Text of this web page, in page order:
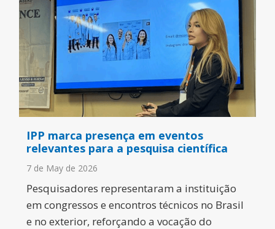
IPP marca presença em eventos
relevantes para a pesquisa científica
7 de May de 2026
Pesquisadores representaram a instituição
em congressos e encontros técnicos no Brasil
e no exterior, reforçando a vocação do